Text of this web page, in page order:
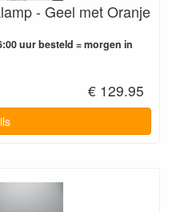
- Geel met Oranje
uur besteld = morgen in
€ 129.95